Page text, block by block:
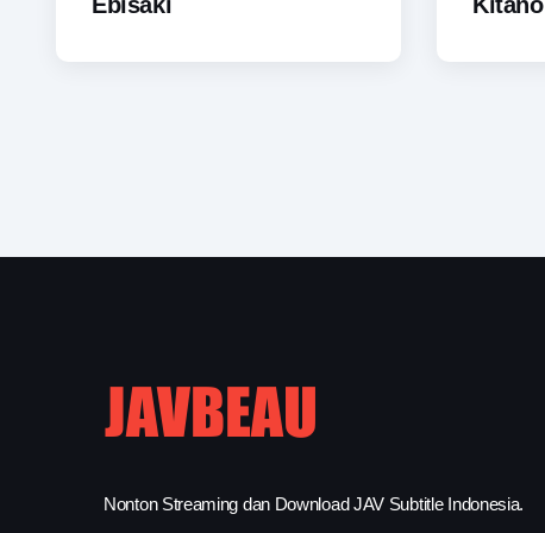
Nonton Streaming dan Download JAV Subtitle Indonesia.